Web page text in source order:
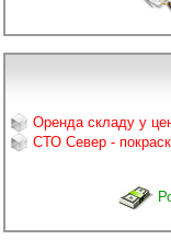
Оренда складу у
СТО Север -